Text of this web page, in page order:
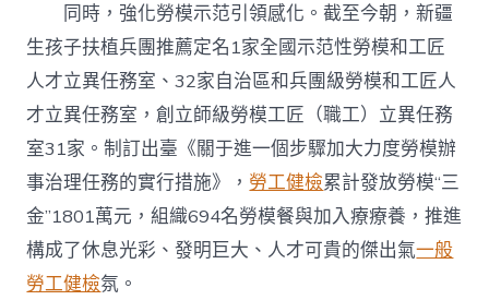
同時，強化勞模示范引領感化。截至今朝，新疆
生孩子扶植兵團推薦定名1家全國示范性勞模和工匠
人才立異任務室、32家自治區和兵團級勞模和工匠人
才立異任務室，創立師級勞模工匠（職工）立異任務
室31家。制訂出臺《關于進一個步驟加大力度勞模辦
事治理任務的實行措施》， 勞工健檢累計發放勞模“三
金”1801萬元，組織694名勞模餐與加入療療養，推進
構成了休息光彩、發明巨大、人才可貴的傑出氣一般
勞工健檢氛。